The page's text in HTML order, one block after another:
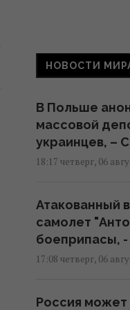
НОВОСТИ
В Польше
массовой
украинцев, –
18:17 четверг, 06
Атакованный
самолет
боеприпасы,
17:08 четверг, 06
Россия может